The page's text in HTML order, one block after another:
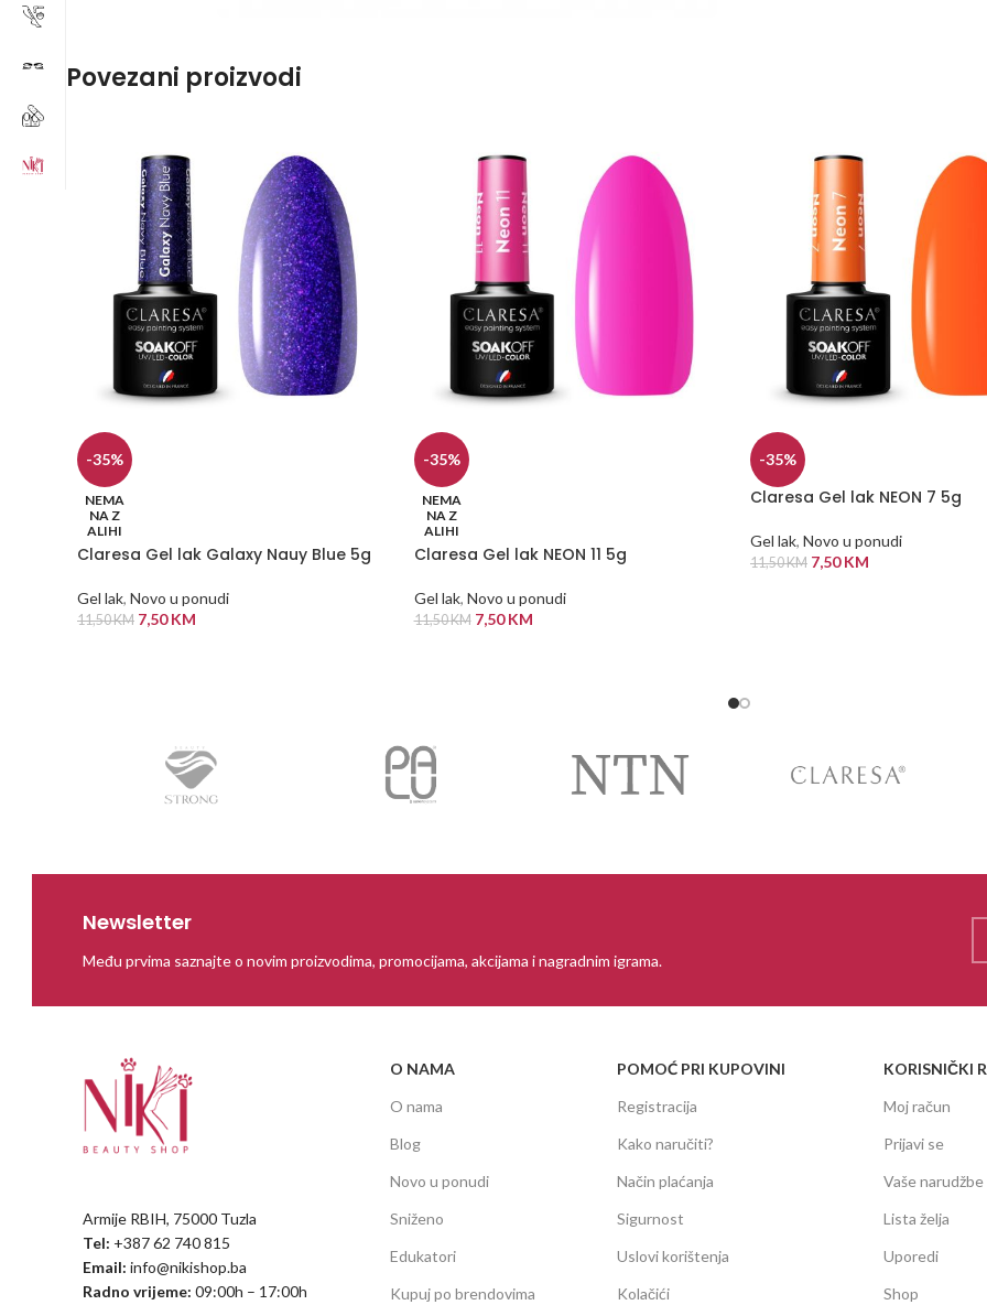
Povezani proizvodi
-35%
NEMA
NA Z
ALIHI
Claresa Gel lak Galaxy Nauy Blue 5g
Gel lak, Novo u ponudi
11,50KM 7,50KM
-35%
NEMA
NA Z
ALIHI
Claresa Gel lak NEON 11 5g
Gel lak, Novo u ponudi
11,50KM 7,50KM
-35%
Claresa Gel lak NEON 7 5g
Gel lak, Novo u ponudi
11,50KM 7,50KM
Newsletter
Među prvima saznajte o novim proizvodima, promocijama, akcijama i nagradnim igrama.
Armije RBIH, 75000 Tuzla
Tel: +387 62 740 815
Email: info@nikishop.ba
Radno vrijeme: 09:00h – 17:00h
O NAMA
O nama
Blog
Novo u ponudi
Sniženo
Edukatori
Kupuj po brendovima
POMOĆ PRI KUPOVINI
Registracija
Kako naručiti?
Način plaćanja
Sigurnost
Uslovi korištenja
Kolačići
KORISNIČKI
Moj račun
Prijavi se
Vaše narudžbe
Lista želja
Uporedi
Shop